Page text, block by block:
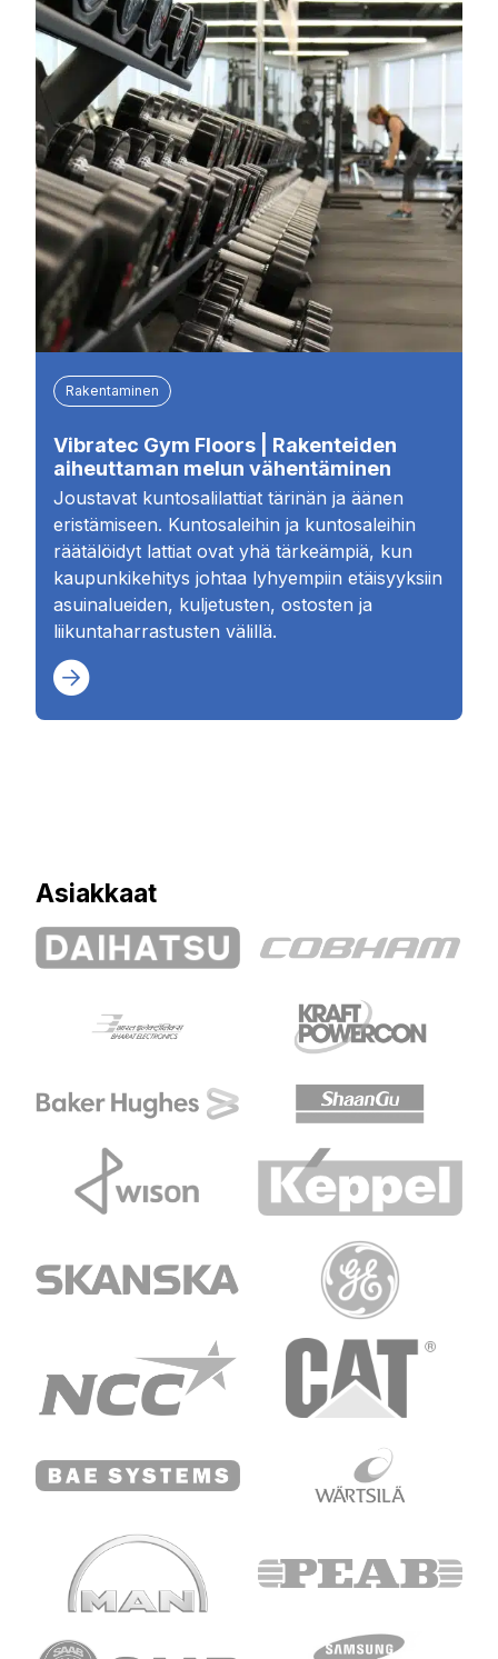
Rakentaminen
Vibratec Gym Floors | Rakenteiden
aiheuttaman melun vähentäminen
Joustavat kuntosalilattiat tärinän ja äänen
eristämiseen. Kuntosaleihin ja kuntosaleihin
räätälöidyt lattiat ovat yhä tärkeämpiä, kun
kaupunkikehitys johtaa lyhyempiin etäisyyksiin
asuinalueiden, kuljetusten, ostosten ja
liikuntaharrastusten välillä.
Asiakkaat